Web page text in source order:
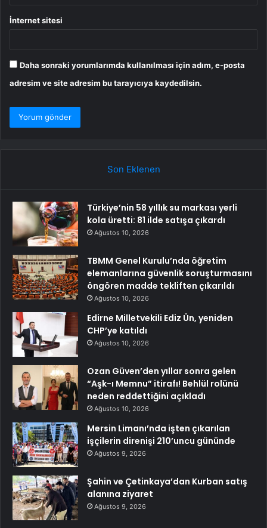
İnternet sitesi
Daha sonraki yorumlarımda kullanılması için adım, e-posta
adresim ve site adresim bu tarayıcıya kaydedilsin.
Son Eklenen
Türkiye’nin 58 yıllık su markası yerli
kola üretti: 81 ilde satışa çıkardı
Ağustos 10, 2026
TBMM Genel Kurulu’nda öğretim
elemanlarına güvenlik soruşturmasını
öngören madde tekliften çıkarıldı
Ağustos 10, 2026
Edirne Milletvekili Ediz Ün, yeniden
CHP’ye katıldı
Ağustos 10, 2026
Ozan Güven’den yıllar sonra gelen
“Aşk-ı Memnu” itirafı! Behlül rolünü
neden reddettiğini açıkladı
Ağustos 10, 2026
Mersin Limanı’nda işten çıkarılan
işçilerin direnişi 210’uncu gününde
Ağustos 9, 2026
Şahin ve Çetinkaya’dan Kurban satış
alanına ziyaret
Ağustos 9, 2026